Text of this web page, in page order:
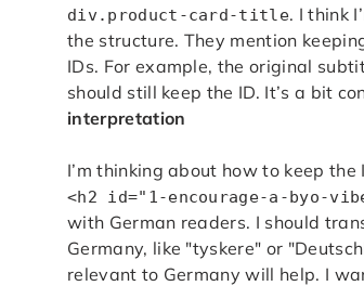
div.product-card-title. I think
the structure. They mention
IDs. For example, the original
should still keep the ID. It’s a bit
interpretation
I’m thinking about how to keep
<h2 id="1-encourage-a-byo-
with German readers. I should
Germany, like "tyskere" or
relevant to Germany will help. I